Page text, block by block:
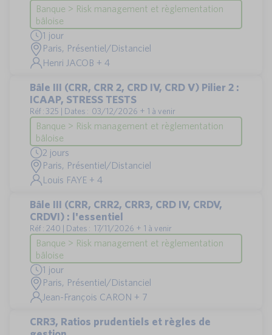
Banque > Risk management et règlementation
bâloise
1 jour
Paris, Présentiel/Distanciel
Henri JACOB + 4
Bâle III (CRR, CRR 2, CRD IV, CRD V) Pilier 2 :
ICAAP, STRESS TESTS
Réf : 325 | Dates : 03/12/2026 + 1 à venir
Banque > Risk management et règlementation
bâloise
2 jours
Paris, Présentiel/Distanciel
Louis FAYE + 4
Bâle III (CRR, CRR2, CRR3, CRD IV, CRDV,
CRDVI) : l'essentiel
Réf : 240 | Dates : 17/11/2026 + 1 à venir
Banque > Risk management et règlementation
bâloise
1 jour
Paris, Présentiel/Distanciel
Jean-François CARON + 7
CRR3, Ratios prudentiels et règles de